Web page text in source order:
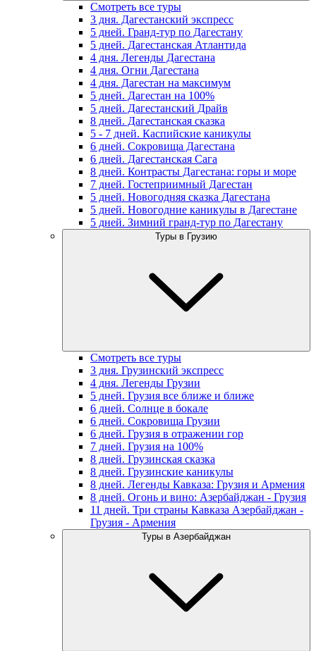
Смотреть все туры
3 дня. Дагестанский экспресс
5 дней. Гранд-тур по Дагестану
5 дней. Дагестанская Атлантида
4 дня. Легенды Дагестана
4 дня. Огни Дагестана
4 дня. Дагестан на максимум
5 дней. Дагестан на 100%
5 дней. Дагестанский Драйв
8 дней. Дагестанская сказка
5 - 7 дней. Каспийские каникулы
6 дней. Сокровища Дагестана
6 дней. Дагестанская Сага
8 дней. Контрасты Дагестана: горы и море
7 дней. Гостеприимный Дагестан
5 дней. Новогодняя сказка Дагестана
5 дней. Новогодние каникулы в Дагестане
5 дней. Зимний гранд-тур по Дагестану
Туры в Грузию
Смотреть все туры
3 дня. Грузинский экспресс
4 дня. Легенды Грузии
5 дней. Грузия все ближе и ближе
6 дней. Солнце в бокале
6 дней. Сокровища Грузии
6 дней. Грузия в отражении гор
7 дней. Грузия на 100%
8 дней. Грузинская сказка
8 дней. Грузинские каникулы
8 дней. Легенды Кавказа: Грузия и Армения
8 дней. Огонь и вино: Азербайджан - Грузия
11 дней. Три страны Кавказа Азербайджан -
Грузия - Армения
Туры в Азербайджан